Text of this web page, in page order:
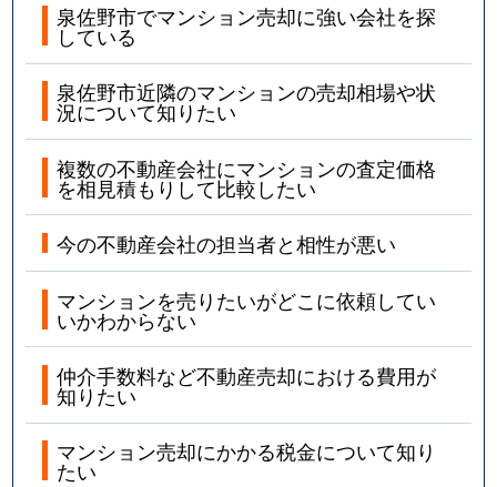
泉佐野市でマンション売却に強い会社を探
している
泉佐野市近隣のマンションの売却相場や状
況について知りたい
複数の不動産会社にマンションの査定価格
を相見積もりして比較したい
今の不動産会社の担当者と相性が悪い
マンションを売りたいがどこに依頼してい
いかわからない
仲介手数料など不動産売却における費用が
知りたい
マンション売却にかかる税金について知り
たい